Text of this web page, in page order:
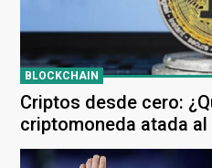
BLOCKCHAIN
Criptos desde cero:
criptomoneda atada